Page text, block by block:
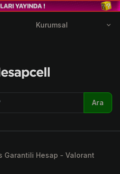
Kurumsal
Ara
Garantili Hesap - Valorant